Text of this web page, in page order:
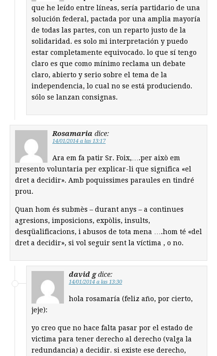
que he leído entre líneas, sería partidario de una
solución federal, pactada por una amplia mayoría
de todas las partes, con un reparto justo de la
solidaridad. es solo mi interpretación y puedo
estar completamente equivocado. lo que sí tengo
claro es que como mínimo reclama un debate
claro, abierto y serio sobre el tema de la
independencia, lo cual no se está produciendo.
sólo se lanzan consignas.
Rosamaria dice:
14/01/2014 a las 13:17
Ara em fa patir Sr. Foix,….per això em
presento voluntaria per explicar-li que significa «el
dret a decidir». Amb poquissimes paraules en tindré
prou.
Quan hom és submès – durant anys – a continues
agresions, imposicions, expòlis, insults,
desqüalificacions, i abusos de tota mena ….hom té «del
dret a decidir», si vol seguir sent la víctima , o no.
david g dice:
14/01/2014 a las 13:30
hola rosamaría (feliz año, por cierto,
jeje):
yo creo que no hace falta pasar por el estado de
victima para tener derecho al derecho (valga la
redundancia) a decidir. si existe ese derecho,